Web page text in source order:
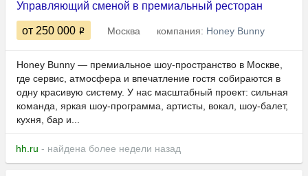
Управляющий сменой в премиальный ресторан
от 250 000 Москва компания: Honey Bunny
Honey Bunny — премиальное шоу-пространство в Москве,
где сервис, атмосфера и впечатление гостя собираются в
одну красивую систему. У нас масштабный проект: сильная
команда, яркая шоу-программа, артисты, вокал, шоу-балет,
кухня, бар и...
hh.ru - найдена более недели назад